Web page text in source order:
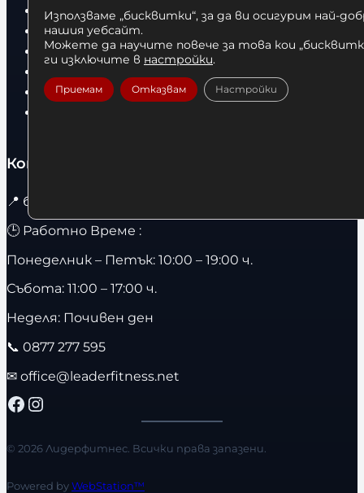
Дрехи
Детски дрехи
Суичъри
Фитнес оборудване и аксесоари
Бягащи пътеки
Контакти
📍 бул. Христо Ботев 67 гр. София / 1303
🕒 Работно Време :
Понеделник – Петък: 10:00 – 19:00 ч.
Събота: 11:00 – 17:00 ч.
Неделя: Почивен ден
📞 0877 277 595
✉ office@leaderfitness.net
Facebook Instagram
© 2026 Лидерфитнес. Всички права запазени.
Powered byWebStation™
Използваме „бисквитки“, за да ви осигурим най-
нашия уебсайт.
Можете да научите повече за това кои
ги изключите в настройки.
Приемам Отказвам Настройки